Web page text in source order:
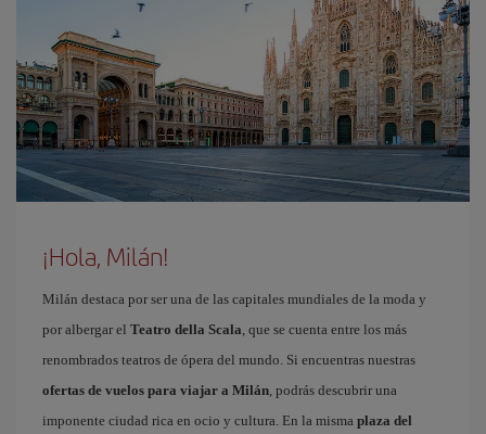
¡Hola, Milán!
Milán destaca por ser una de las capitales mundiales de la moda y
por albergar el Teatro della Scala, que se cuenta entre los más
renombrados teatros de ópera del mundo. Si encuentras nuestras
ofertas de vuelos para viajar a Milán, podrás descubrir una
imponente ciudad rica en ocio y cultura. En la misma plaza del